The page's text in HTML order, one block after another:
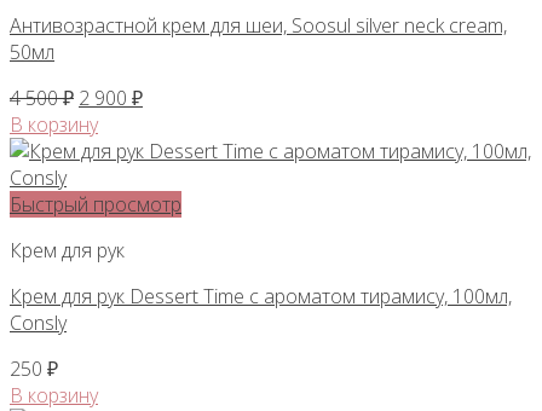
Антивозрастной крем для шеи, Soosul silver neck cream,
50мл
4 500₽ Первоначальная
цена
составляла
500 ₽.
2 900 ₽Текущая
2
В корзину
Быстрый просмотр
Крем для рук
Крем для рук Dessert Time с ароматом тирамису, 100мл,
Consly
250 ₽
В корзину